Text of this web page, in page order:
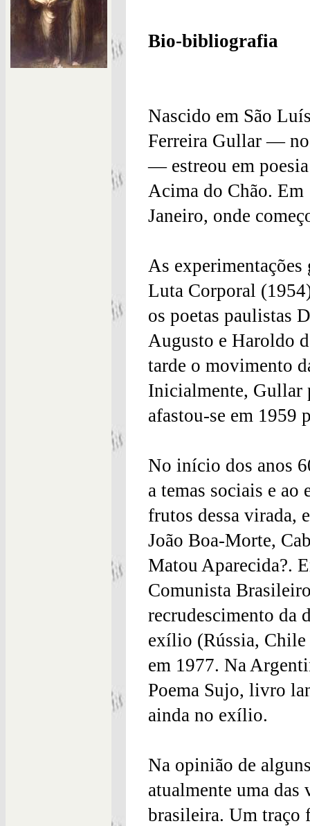
Bio-bibliografia
Nascido em São
Ferreira Gullar — no
— estreou em
Acima do Chão. Em
Janeiro, onde
As
Luta Corporal
os poetas paulistas
Augusto e Haroldo
tarde o movimento
Inicialmente, Gullar
afastou-se em 1959
No início dos anos
a temas sociais e
frutos dessa virada,
João Boa-Morte,
Matou Aparecida?.
Comunista
recrudescimento da
exílio (Rússia, Chile
em 1977. Na
Poema Sujo, livro
ainda no exílio.
Na opinião de
atualmente uma das
brasileira. Um traço